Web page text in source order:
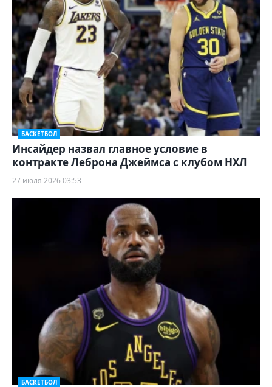
БАСКЕТБОЛ
Инсайдер назвал главное условие в
контракте Леброна Джеймса с клубом НХЛ
27 июля 2026 03:53
БАСКЕТБОЛ